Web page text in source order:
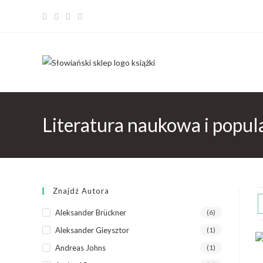
Literatura naukowa i
Znajdź Autora
Aleksander Brückner (6)
Aleksander Gieysztor (1)
Andreas Johns (1)